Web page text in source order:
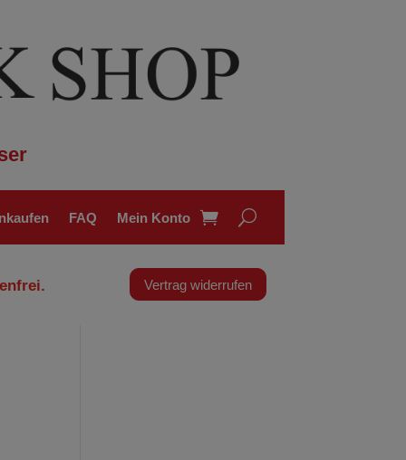
FAQ Mein Konto
Vertrag widerrufen